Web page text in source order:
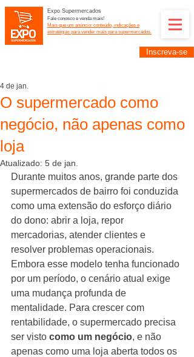
Expo Supermercados
Fale conosco e venda mais!
Mais que um anúncio: conteúdo, indicações e
estratégias para vender mais para supermercados.
Inscreva-se
O supermercado como
negócio, não apenas como
loja
4 de jan.
Atualizado: 5 de jan.
Durante muitos anos, grande parte dos
supermercados de bairro foi conduzida
como uma extensão do esforço diário
do dono: abrir a loja, repor
mercadorias, atender clientes e
resolver problemas operacionais.
Embora esse modelo tenha funcionado
por um período, o cenário atual exige
uma mudança profunda de
mentalidade. Para crescer com
rentabilidade, o supermercado precisa
ser visto como um negócio, e não
apenas como uma loja aberta todos os